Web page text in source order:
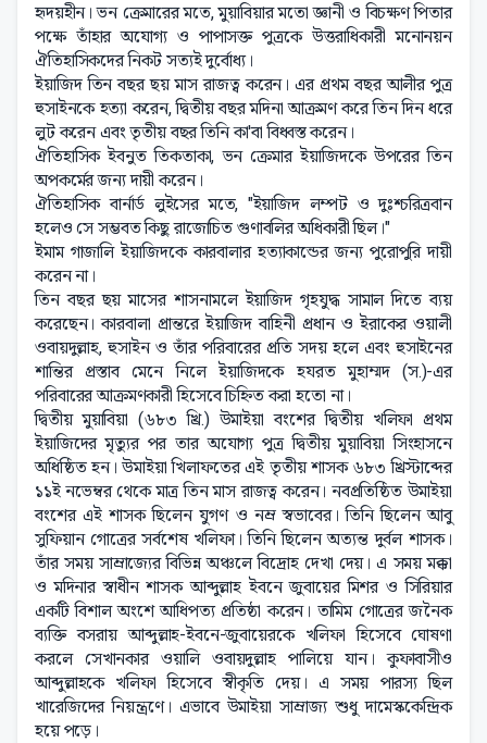
হৃদয়হীন। ভন ক্রেমারের মতে, মুয়াবিয়ার মতো জ্ঞানী ও বিচক্ষণ পিতার
পক্ষে তাঁহার অযোগ্য ও পাপাসক্ত পুত্রকে উত্তরাধিকারী মনোনয়ন
ঐতিহাসিকদের নিকট সত্যই দুর্বোধ্য।
ইয়াজিদ তিন বছর ছয় মাস রাজত্ব করেন। এর প্রথম বছর আলীর পুত্র
হুসাইনকে হত্যা করেন, দ্বিতীয় বছর মদিনা আক্রমণ করে তিন দিন ধরে
লুট করেন এবং তৃতীয় বছর তিনি কা'বা বিধ্বস্ত করেন।
ঐতিহাসিক ইবনুত তিকতাকা, ভন ক্রেমার ইয়াজিদকে উপরের তিন
অপকর্মের জন্য দায়ী করেন।
ঐতিহাসিক বার্নার্ড লুইসের মতে, "ইয়াজিদ লম্পট ও দুঃশ্চরিত্রবান
হলেও সে সম্ভবত কিছু রাজোচিত গুণাবলির অধিকারী ছিল।"
ইমাম গাজালি ইয়াজিদকে কারবালার হত্যাকান্ডের জন্য পুরোপুরি দায়ী
করেন না।
তিন বছর ছয় মাসের শাসনামলে ইয়াজিদ গৃহযুদ্ধ সামাল দিতে ব্যয়
করেছেন। কারবালা প্রান্তরে ইয়াজিদ বাহিনী প্রধান ও ইরাকের ওয়ালী
ওবায়দুল্লাহ, হুসাইন ও তাঁর পরিবারের প্রতি সদয় হলে এবং হুসাইনের
শান্তির প্রস্তাব মেনে নিলে ইয়াজিদকে হযরত মুহাম্মদ (স.)-এর
পরিবারের আক্রমণকারী হিসেবে চিহ্নিত করা হতো না।
দ্বিতীয় মুয়াবিয়া (৬৮৩ খ্রি.) উমাইয়া বংশের দ্বিতীয় খলিফা প্রথম
ইয়াজিদের মৃত্যুর পর তার অযোগ্য পুত্র দ্বিতীয় মুয়াবিয়া সিংহাসনে
অধিষ্ঠিত হন। উমাইয়া খিলাফতের এই তৃতীয় শাসক ৬৮৩ খ্রিস্টাব্দের
১১ই নভেম্বর থেকে মাত্র তিন মাস রাজত্ব করেন। নবপ্রতিষ্ঠিত উমাইয়া
বংশের এই শাসক ছিলেন যুগণ ও নম্র স্বভাবের। তিনি ছিলেন আবু
সুফিয়ান গোত্রের সর্বশেষ খলিফা। তিনি ছিলেন অত্যন্ত দুর্বল শাসক।
তাঁর সময় সাম্রাজ্যের বিভিন্ন অঞ্চলে বিদ্রোহ দেখা দেয়। এ সময় মক্কা
ও মদিনার স্বাধীন শাসক আব্দুল্লাহ ইবনে জুবায়ের মিশর ও সিরিয়ার
একটি বিশাল অংশে আধিপত্য প্রতিষ্ঠা করেন। তামিম গোত্রের জনৈক
ব্যক্তি বসরায় আব্দুল্লাহ-ইবনে-জুবায়েরকে খলিফা হিসেবে ঘোষণা
করলে সেখানকার ওয়ালি ওবায়দুল্লাহ পালিয়ে যান। কুফাবাসীও
আব্দুল্লাহকে খলিফা হিসেবে স্বীকৃতি দেয়। এ সময় পারস্য ছিল
খারেজিদের নিয়ন্ত্রণে। এভাবে উমাইয়া সাম্রাজ্য শুধু দামেস্ককেন্দ্রিক
হয়ে পড়ে।